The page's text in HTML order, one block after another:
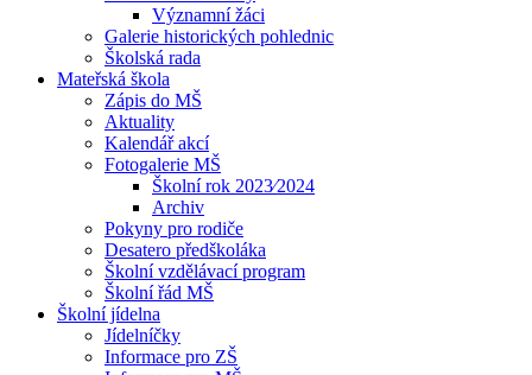
Významní žáci
Galerie historických pohlednic
Školská rada
Mateřská škola
Zápis do MŠ
Aktuality
Kalendář akcí
Fotogalerie MŠ
Školní rok 2023⁄2024
Archiv
Pokyny pro rodiče
Desatero předškoláka
Školní vzdělávací program
Školní řád MŠ
Školní jídelna
Jídelníčky
Informace pro ZŠ